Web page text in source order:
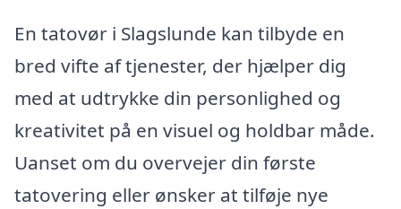
En tatovør i Slagslunde kan tilbyde en
bred vifte af tjenester, der hjælper dig
med at udtrykke din personlighed og
kreativitet på en visuel og holdbar måde.
Uanset om du overvejer din første
tatovering eller ønsker at tilføje nye